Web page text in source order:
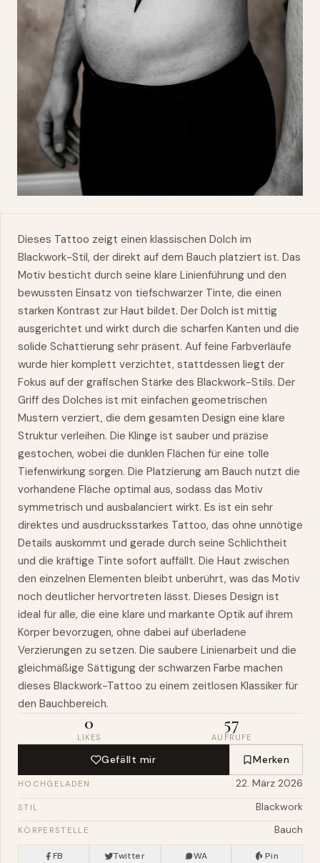
Dieses Tattoo zeigt einen klassischen Dolch im
Blackwork-Stil, der direkt auf dem Bauch platziert ist. Das
Motiv besticht durch seine klare Linienführung und den
bewussten Einsatz von tiefschwarzer Tinte, die einen
starken Kontrast zur Haut bildet. Der Dolch ist mittig
ausgerichtet und wirkt durch die scharfen Kanten und die
solide Schattierung sehr präsent. Auf feine Farbverläufe
wurde hier komplett verzichtet, stattdessen liegt der
Fokus auf der grafischen Stärke des Blackwork-Stils. Der
Griff des Dolches ist mit einfachen geometrischen
Mustern verziert, die dem gesamten Design eine klare
Struktur verleihen. Die Klinge ist sauber und präzise
gestochen, wobei die dunklen Flächen für eine tolle
Tiefenwirkung sorgen. Die Platzierung am Bauch nutzt die
vorhandene Fläche optimal aus, sodass das Motiv
symmetrisch und ausbalanciert wirkt. Es ist ein sehr
direktes und ausdrucksstarkes Tattoo, das ohne unnötige
Details auskommt und gerade durch seine Schlichtheit
und die kräftige Tinte sofort auffällt. Die Haut zwischen
den einzelnen Elementen bleibt unberührt, was das Motiv
noch deutlicher hervortreten lässt. Dieses Design ist
ideal für alle, die eine klare und markante Optik auf ihrem
Körper bevorzugen, ohne dabei auf überladene
Verzierungen zu setzen. Die saubere Linienarbeit und die
gleichmäßige Sättigung der schwarzen Farbe machen
dieses Blackwork-Tattoo zu einem zeitlosen Klassiker für
den Bauchbereich.
0
LIKES
57
AUFRUFE
Gefällt mir Merken
HOCHGELADEN 22. März 2026
STIL Blackwork
KÖRPERSTELLE Bauch
FB Twitter WA Pin